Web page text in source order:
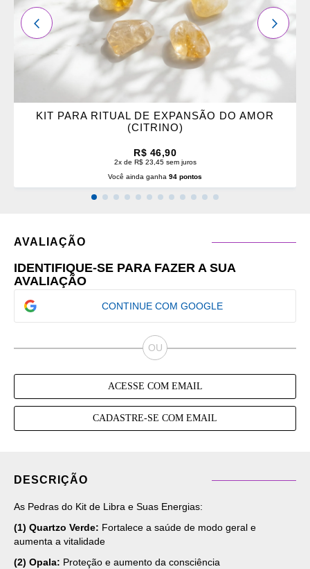
KIT PARA RITUAL DE EXPANSÃO DO AMOR
(CITRINO)
R$ 46,90
2x de R$ 23,45 sem juros
Você ainda ganha 94 pontos
ANTERIOR
AVALIAÇÃO
IDENTIFIQUE-SE PARA FAZER A SUA
AVALIAÇÃO
CONTINUE COM GOOGLE
ACESSE COM EMAIL
CADASTRE-SE COM EMAIL
DESCRIÇÃO
As Pedras do Kit de Libra e Suas Energias:
(1) Quartzo Verde: Fortalece a saúde de modo geral e
aumenta a vitalidade
(2) Opala: Proteção e aumento da consciência